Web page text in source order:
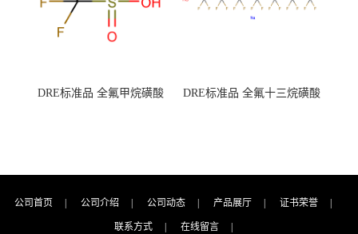
DRE标准品 全氟甲烷磺酸
DRE标准品 全氟十三烷磺酸
公司首页 公司介绍 公司动态 产品展厅 证书荣誉
联系方式 在线留言